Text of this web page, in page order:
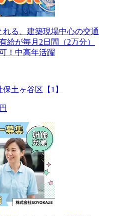
れる、建築現場中心の交通
給が毎月2日間（2万分）
！中高年活躍
土ヶ谷区【1】